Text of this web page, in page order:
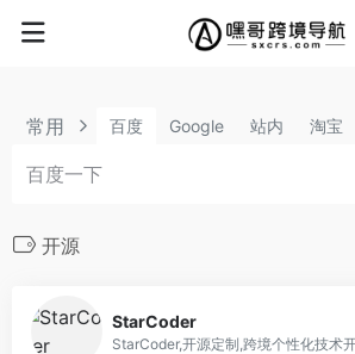
常用 百度 Google 站内 淘宝
开源
StarCoder
StarCoder,开源定制,跨境个性化技术